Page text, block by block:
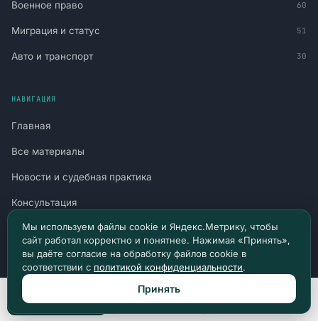
Военное право 60
Миграция и статус 51
Авто и транспорт 30
НАВИГАЦИЯ
Главная
Все материалы
Новости и судебная практика
Консультация
Канал в Telegram
Канал в Max
Политика конфиденциальности
Пользовательское соглашение
Мы используем файлы cookie и Яндекс.Метрику, чтобы
сайт работал корректно и понятнее. Нажимая «Принять»,
вы даёте согласие на обработку файлов cookie в
соответствии с политикой конфиденциальности.
Принять